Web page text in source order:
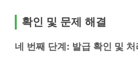
확인 및 문제 해결
네 번째 단계: 발급 확인 및 처